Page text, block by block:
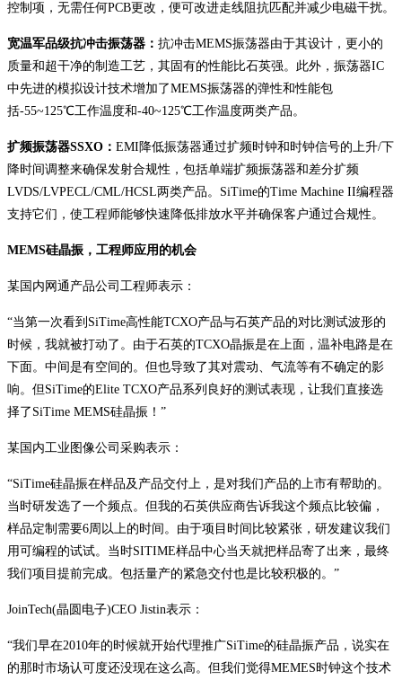
控制项，无需任何PCB更改，便可改进走线阻抗匹配并减少电磁干扰。
宽温军品级抗冲击振荡器： 抗冲击MEMS振荡器由于其设计，更小的
质量和超干净的制造工艺，其固有的性能比石英强。此外，振荡器IC
中先进的模拟设计技术增加了MEMS振荡器的弹性和性能包
括-55~125℃工作温度和-40~125℃工作温度两类产品。
扩频振荡器SSXO： EMI降低振荡器通过扩频时钟和时钟信号的上升/下
降时间调整来确保发射合规性，包括单端扩频振荡器和差分扩频
LVDS/LVPECL/CML/HCSL两类产品。SiTime的Time Machine II编程器
支持它们，使工程师能够快速降低排放水平并确保客户通过合规性。
MEMS硅晶振，工程师应用的机会
某国内网通产品公司工程师表示：
“当第一次看到SiTime高性能TCXO产品与石英产品的对比测试波形的
时候，我就被打动了。由于石英的TCXO晶振是在上面，温补电路是在
下面。中间是有空间的。但也导致了其对震动、气流等有不确定的影
响。但SiTime的Elite TCXO产品系列良好的测试表现，让我们直接选
择了SiTime MEMS硅晶振！”
某国内工业图像公司采购表示：
“SiTime硅晶振在样品及产品交付上，是对我们产品的上市有帮助的。
当时研发选了一个频点。但我的石英供应商告诉我这个频点比较偏，
样品定制需要6周以上的时间。由于项目时间比较紧张，研发建议我们
用可编程的试试。当时SITIME样品中心当天就把样品寄了出来，最终
我们项目提前完成。包括量产的紧急交付也是比较积极的。”
JoinTech(晶圆电子)CEO Jistin表示：
“我们早在2010年的时候就开始代理推广SiTime的硅晶振产品，说实在
的那时市场认可度还没现在这么高。但我们觉得MEMES时钟这个技术